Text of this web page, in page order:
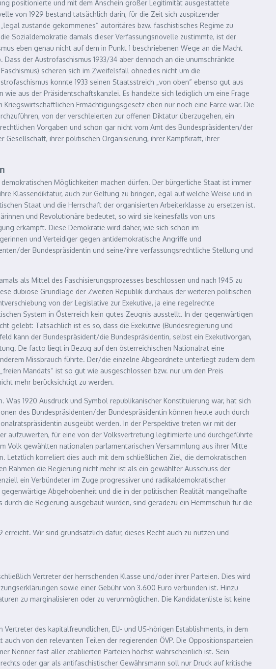
positionierte und mit dem Anschein großer Legitimität ausgestattete
von 1929 bestand tatsächlich darin, für die Zeit sich zuspitzender
zustande gekommenes“ autoritäres bzw. faschistisches Regime zu
Sozialdemokratie damals dieser Verfassungsnovelle zustimmte, ist der
eben genau nicht auf dem in Punkt 1 beschriebenen Wege an die Macht
der Austrofaschismus 1933/34 aber dennoch an die unumschränkte
scheren sich im Zweifelsfall ohnedies nicht um die
konnte 1933 seinen Staatsstreich „von oben“ ebenso gut aus
aus der Präsidentschaftskanzlei. Es handelte sich lediglich um eine Frage
Ermächtigungsgesetz eben nur noch eine Farce war. Die
von der verschleierten zur offenen Diktatur überzugehen, ein
Vorgaben und schon gar nicht vom Amt des Bundespräsidenten/der
Gesellschaft, ihrer politischen Organisierung, ihrer Kampfkraft, ihrer
Möglichkeiten machen dürfen. Der bürgerliche Staat ist immer
Klassendiktatur, auch zur Geltung zu bringen, egal auf welche Weise und in
Staat und die Herrschaft der organisierten Arbeiterklasse zu ersetzen ist.
und Revolutionäre bedeutet, so wird sie keinesfalls von uns
erkämpft. Diese Demokratie wird daher, wie sich schon im
und Verteidiger gegen antidemokratische Angriffe und
der Bundespräsidentin und seine/ihre verfassungsrechtliche Stellung und
als Mittel des Faschisierungsprozesses beschlossen und nach 1945 zu
dubiose Grundlage der Zweiten Republik durchaus der weiteren politischen
von der Legislative zur Exekutive, ja eine regelrechte
System in Österreich kein gutes Zeugnis ausstellt. In der gegenwärtigen
gelebt: Tatsächlich ist es so, dass die Exekutive (Bundesregierung und
kann der Bundespräsident/die Bundespräsidentin, selbst ein Exekutivorgan,
De facto liegt in Bezug auf den österreichischen Nationalrat eine
Missbrauch führte. Der/die einzelne Abgeordnete unterliegt zudem dem
Mandats“ ist so gut wie ausgeschlossen bzw. nur um den Preis
mehr berücksichtigt zu werden.
1920 Ausdruck und Symbol republikanischer Konstituierung war, hat sich
des Bundespräsidenten/der Bundespräsidentin können heute auch durch
ausgeübt werden. In der Perspektive treten wir mit der
aufzuwerten, für eine von der Volksvertretung legitimierte und durchgeführte
Volk gewählten nationalen parlamentarischen Versammlung aus ihrer Mitte
korreliert dies auch mit dem schließlichen Ziel, die demokratischen
Rahmen die Regierung nicht mehr ist als ein gewählter Ausschuss der
ein Verbündeter im Zuge progressiver und radikaldemokratischer
Abgehobenheit und die in der politischen Realität mangelhafte
die Regierung ausgebaut wurden, sind geradezu ein Hemmschuh für die
Wir sind grundsätzlich dafür, dieses Recht auch zu nutzen und
Vertreter der herrschenden Klasse und/oder ihrer Parteien. Dies wird
sowie einer Gebühr von 3.600 Euro verbunden ist. Hinzu
zu marginalisieren oder zu verunmöglichen. Die Kandidatenliste ist keine
des kapitalfreundlichen, EU- und US-hörigen Establishments, in dem
von den relevanten Teilen der regierenden ÖVP. Die Oppositionsparteien
Nenner fast aller etablierten Parteien höchst wahrscheinlich ist. Sein
oder gar als antifaschistischer Gewährsmann soll nur Druck auf kritische